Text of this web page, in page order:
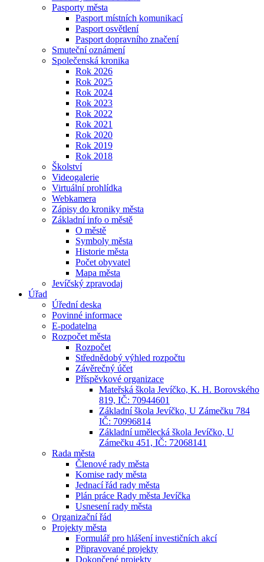
Pasporty města
Pasport místních komunikací
Pasport osvětlení
Pasport dopravního značení
Smuteční oznámení
Společenská kronika
Rok 2026
Rok 2025
Rok 2024
Rok 2023
Rok 2022
Rok 2021
Rok 2020
Rok 2019
Rok 2018
Školství
Videogalerie
Virtuální prohlídka
Webkamera
Zápisy do kroniky města
Základní info o městě
O městě
Symboly města
Historie města
Počet obyvatel
Mapa města
Jevíčský zpravodaj
Úřad
Úřední deska
Povinné informace
E-podatelna
Rozpočet města
Rozpočet
Střednědobý výhled rozpočtu
Závěrečný účet
Příspěvkové organizace
Mateřská škola Jevíčko, K. H. Borovského
819, IČ: 70944601
Základní škola Jevíčko, U Zámečku 784
IČ: 70996814
Základní umělecká škola Jevíčko, U
Zámečku 451, IČ: 72068141
Rada města
Členové rady města
Komise rady města
Jednací řád rady města
Plán práce Rady města Jevíčka
Usnesení rady města
Organizační řád
Projekty města
Formulář pro hlášení investičních akcí
Připravované projekty
Dokončené projekty